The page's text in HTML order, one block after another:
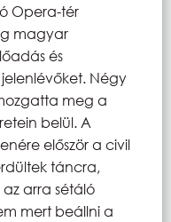
Opera-tér
magyar
és
Négy
meg a
belül. A
először a civil
táncra,
arra sétáló
mert beállni a